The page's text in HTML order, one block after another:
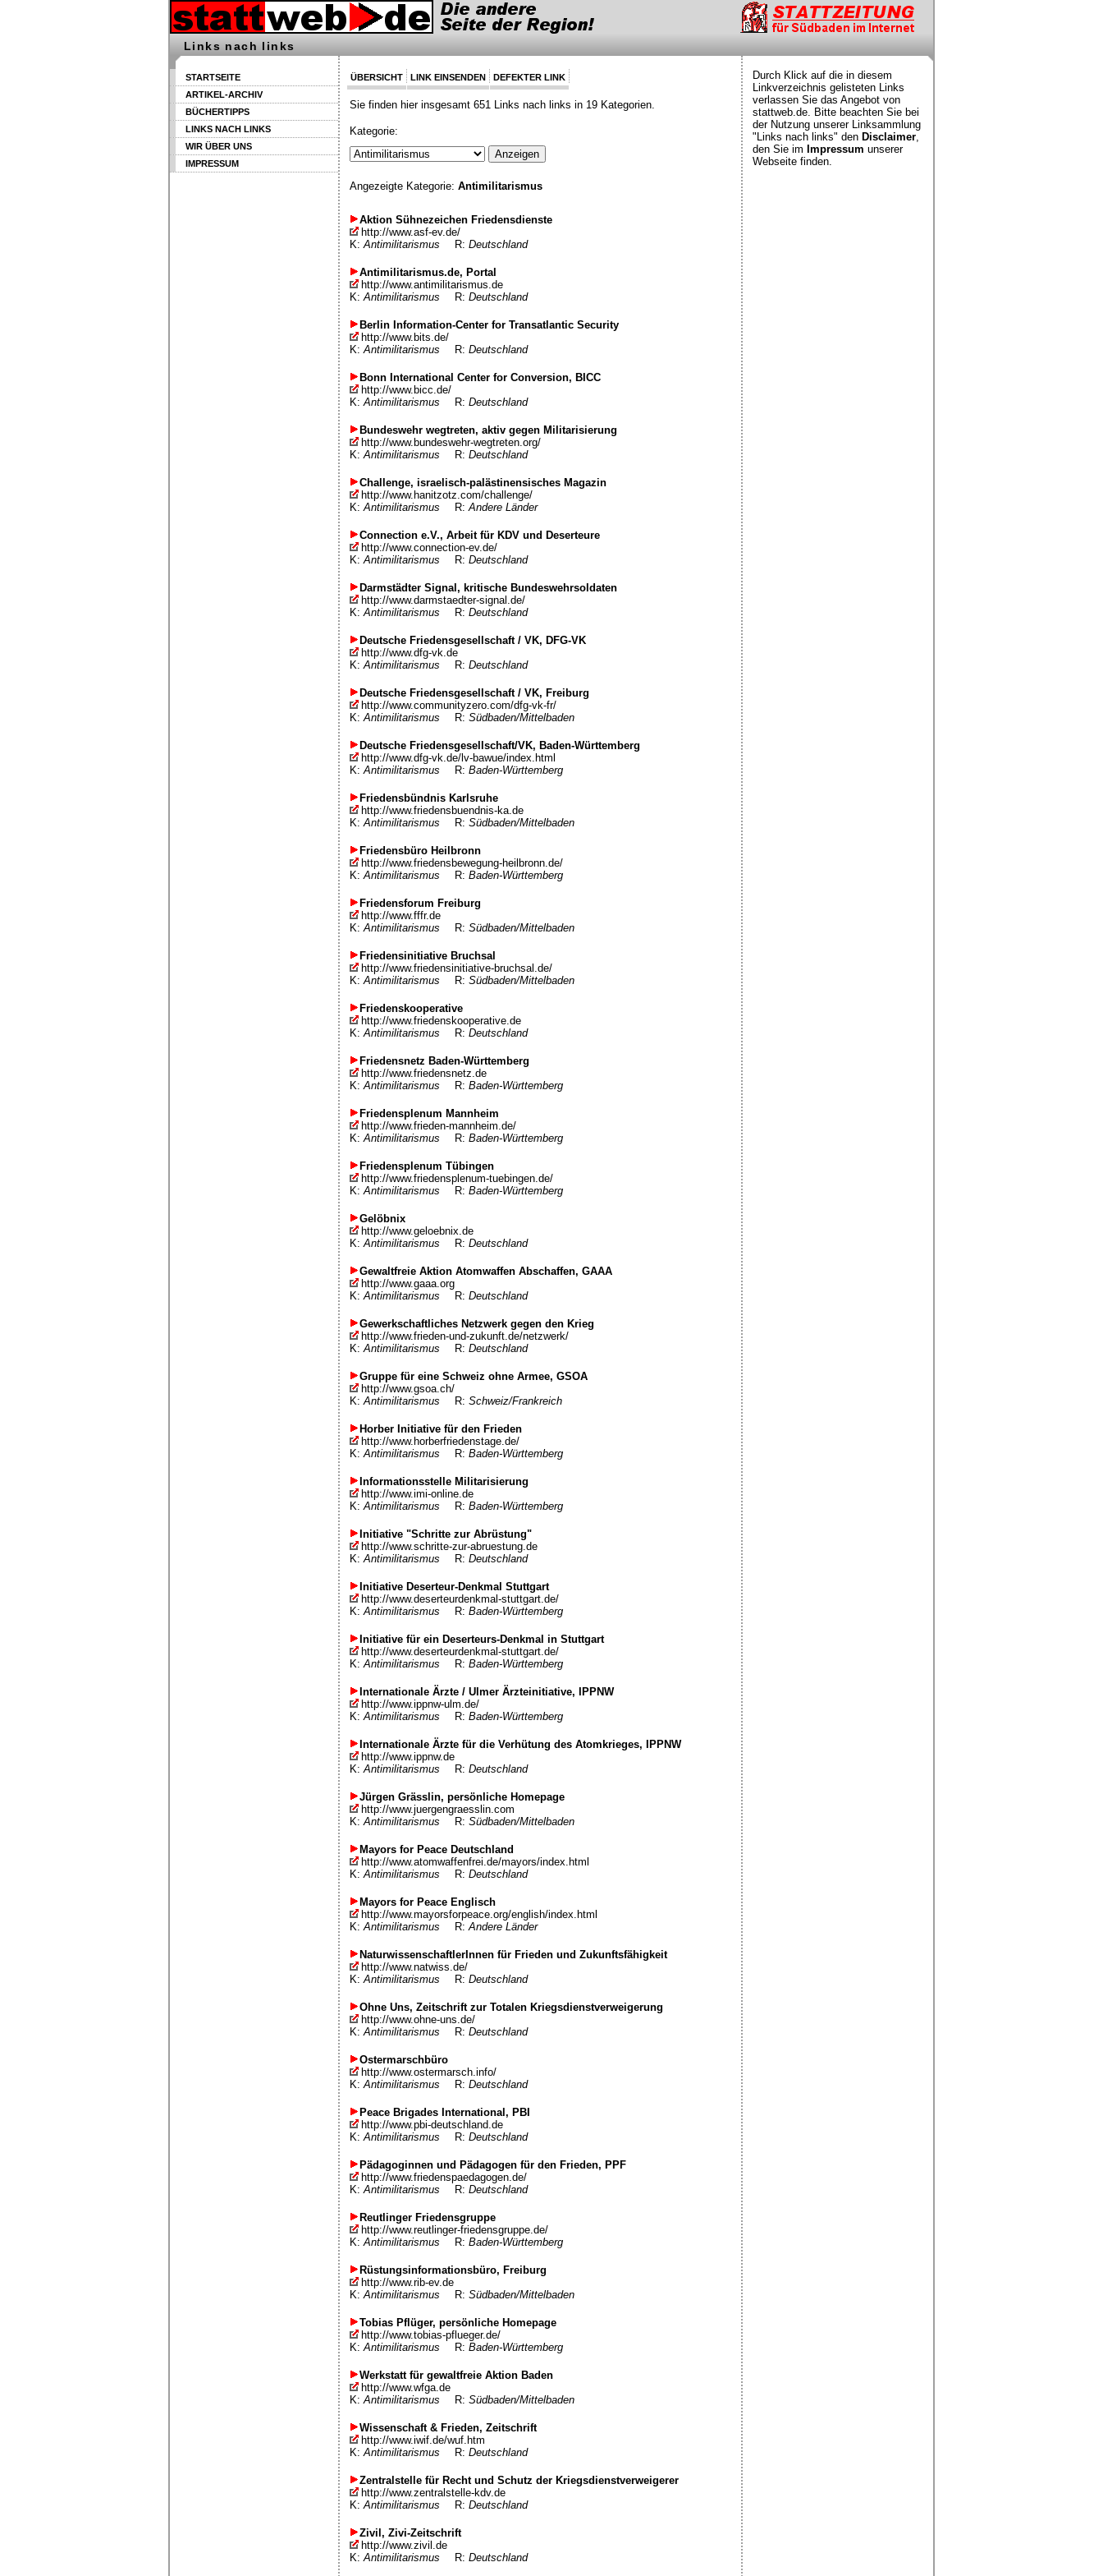
Links nach links
ÜBERSICHT LINK EINSENDEN DEFEKTER LINK
Sie finden hier insgesamt 651 Links nach links in 19 Kategorien.
Kategorie:
Angezeigte Kategorie: Antimilitarismus
Aktion Sühnezeichen Friedensdienste
http://www.asf-ev.de/
K:Antimilitarismus R: Deutschland
Antimilitarismus.de, Portal
http://www.antimilitarismus.de
K:Antimilitarismus R: Deutschland
Berlin Information-Center for Transatlantic Security
http://www.bits.de/
K:Antimilitarismus R: Deutschland
Bonn International Center for Conversion, BICC
http://www.bicc.de/
K:Antimilitarismus R: Deutschland
Bundeswehr wegtreten, aktiv gegen Militarisierung
http://www.bundeswehr-wegtreten.org/
K:Antimilitarismus R: Deutschland
Challenge, israelisch-palästinensisches Magazin
http://www.hanitzotz.com/challenge/
K:Antimilitarismus R:Andere Länder
Connection e.V., Arbeit für KDV und Deserteure
http://www.connection-ev.de/
K:Antimilitarismus R: Deutschland
Darmstädter Signal, kritische Bundeswehrsoldaten
http://www.darmstaedter-signal.de/
K:Antimilitarismus R: Deutschland
Deutsche Friedensgesellschaft / VK, DFG-VK
http://www.dfg-vk.de
K:Antimilitarismus R: Deutschland
Deutsche Friedensgesellschaft / VK, Freiburg
http://www.communityzero.com/dfg-vk-fr/
K:Antimilitarismus R: Südbaden/Mittelbaden
Deutsche Friedensgesellschaft/VK, Baden-Württemberg
http://www.dfg-vk.de/lv-bawue/index.html
K:Antimilitarismus R: Baden-Württemberg
Friedensbündnis Karlsruhe
http://www.friedensbuendnis-ka.de
K:Antimilitarismus R: Südbaden/Mittelbaden
Friedensbüro Heilbronn
http://www.friedensbewegung-heilbronn.de/
K:Antimilitarismus R: Baden-Württemberg
Friedensforum Freiburg
http://www.fffr.de
K:Antimilitarismus R: Südbaden/Mittelbaden
Friedensinitiative Bruchsal
http://www.friedensinitiative-bruchsal.de/
K:Antimilitarismus R: Südbaden/Mittelbaden
Friedenskooperative
http://www.friedenskooperative.de
K:Antimilitarismus R: Deutschland
Friedensnetz Baden-Württemberg
http://www.friedensnetz.de
K:Antimilitarismus R: Baden-Württemberg
Friedensplenum Mannheim
http://www.frieden-mannheim.de/
K:Antimilitarismus R: Baden-Württemberg
Friedensplenum Tübingen
http://www.friedensplenum-tuebingen.de/
K:Antimilitarismus R: Baden-Württemberg
Gelöbnix
http://www.geloebnix.de
K:Antimilitarismus R: Deutschland
Gewaltfreie Aktion Atomwaffen Abschaffen, GAAA
http://www.gaaa.org
K:Antimilitarismus R: Deutschland
Gewerkschaftliches Netzwerk gegen den Krieg
http://www.frieden-und-zukunft.de/netzwerk/
K:Antimilitarismus R: Deutschland
Gruppe für eine Schweiz ohne Armee, GSOA
http://www.gsoa.ch/
K:Antimilitarismus R: Schweiz/Frankreich
Horber Initiative für den Frieden
http://www.horberfriedenstage.de/
K:Antimilitarismus R: Baden-Württemberg
Informationsstelle Militarisierung
http://www.imi-online.de
K:Antimilitarismus R: Baden-Württemberg
Initiative "Schritte zur Abrüstung"
http://www.schritte-zur-abruestung.de
K:Antimilitarismus R: Deutschland
Initiative Deserteur-Denkmal Stuttgart
http://www.deserteurdenkmal-stuttgart.de/
K:Antimilitarismus R: Baden-Württemberg
Initiative für ein Deserteurs-Denkmal in Stuttgart
http://www.deserteurdenkmal-stuttgart.de/
K:Antimilitarismus R: Baden-Württemberg
Internationale Ärzte / Ulmer Ärzteinitiative, IPPNW
http://www.ippnw-ulm.de/
K:Antimilitarismus R: Baden-Württemberg
Internationale Ärzte für die Verhütung des Atomkrieges, IPPNW
http://www.ippnw.de
K:Antimilitarismus R: Deutschland
Jürgen Grässlin, persönliche Homepage
http://www.juergengraesslin.com
K:Antimilitarismus R: Südbaden/Mittelbaden
Mayors for Peace Deutschland
http://www.atomwaffenfrei.de/mayors/index.html
K:Antimilitarismus R: Deutschland
Mayors for Peace Englisch
http://www.mayorsforpeace.org/english/index.html
K:Antimilitarismus R:Andere Länder
NaturwissenschaftlerInnen für Frieden und Zukunftsfähigkeit
http://www.natwiss.de/
K:Antimilitarismus R: Deutschland
Ohne Uns, Zeitschrift zur Totalen Kriegsdienstverweigerung
http://www.ohne-uns.de/
K:Antimilitarismus R: Deutschland
Ostermarschbüro
http://www.ostermarsch.info/
K:Antimilitarismus R: Deutschland
Peace Brigades International, PBI
http://www.pbi-deutschland.de
K:Antimilitarismus R: Deutschland
Pädagoginnen und Pädagogen für den Frieden, PPF
http://www.friedenspaedagogen.de/
K:Antimilitarismus R: Deutschland
Reutlinger Friedensgruppe
http://www.reutlinger-friedensgruppe.de/
K:Antimilitarismus R: Baden-Württemberg
Rüstungsinformationsbüro, Freiburg
http://www.rib-ev.de
K:Antimilitarismus R: Südbaden/Mittelbaden
Tobias Pflüger, persönliche Homepage
http://www.tobias-pflueger.de/
K:Antimilitarismus R: Baden-Württemberg
Werkstatt für gewaltfreie Aktion Baden
http://www.wfga.de
K:Antimilitarismus R: Südbaden/Mittelbaden
Wissenschaft & Frieden, Zeitschrift
http://www.iwif.de/wuf.htm
K:Antimilitarismus R: Deutschland
Zentralstelle für Recht und Schutz der Kriegsdienstverweigerer
http://www.zentralstelle-kdv.de
K:Antimilitarismus R: Deutschland
Zivil, Zivi-Zeitschrift
http://www.zivil.de
K:Antimilitarismus R: Deutschland
STARTSEITE
ARTIKEL-ARCHIV
BÜCHERTIPPS
LINKS NACH LINKS
WIR ÜBER UNS
IMPRESSUM
Durch Klick auf die in diesem
Linkverzeichnis gelisteten Links
verlassen Sie das Angebot von
stattweb.de. Bitte beachten Sie bei
der Nutzung unserer Linksammlung
"Links nach links" den Disclaimer,
den Sie im Impressum unserer
Webseite finden.